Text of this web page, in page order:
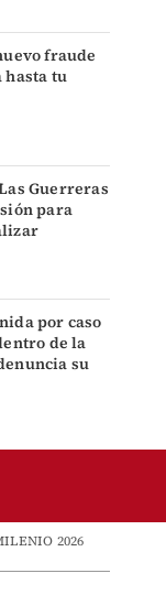
fraude
hasta tu
Guerreras
para
por caso
de la
su
2026